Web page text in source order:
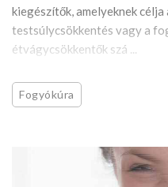
kiegészítők, amelyeknek
testsúlycsökkentés vagy a
étvágycsökkentők szá ...
Fogyókúra